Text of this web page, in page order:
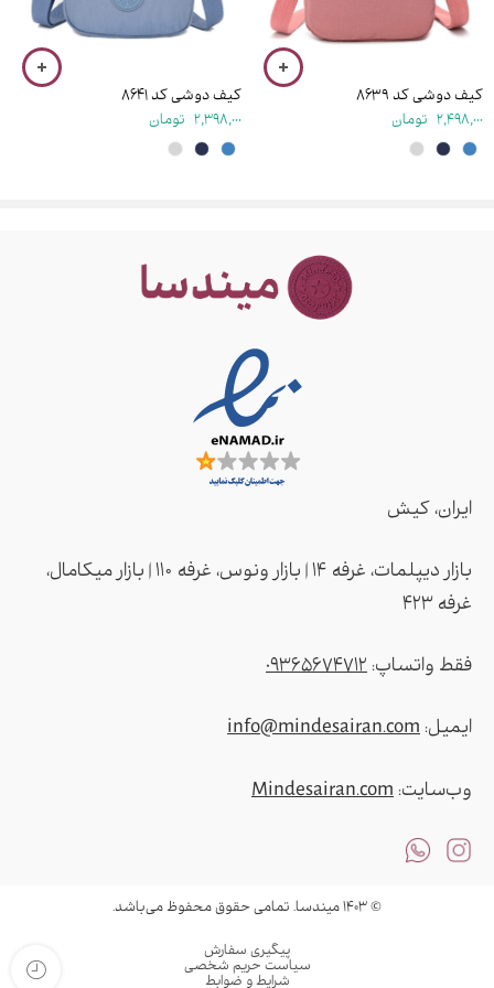
ذخیره نام، ایمیل و وبسایت من در مرورگر برای زمانی که دوباره دیدگاهی
کیف دوشی کد ۸۶۳۹
2,498,000 تومان
کیف دوشی کد ۸۶۴۱
2,398,000 تومان
ایران، کیش
بازار دیپلمات، غرفه ۱۴ | بازار ونوس، غرفه ۱۱۰ | بازار میکامال،
غرفه ۴2۳
فقط واتساپ: 09365674712
ایمیل: info@mindesairan.com
وب‌سایت: Mindesairan.com
© ۱۴۰۳ میندسا. تمامی حقوق محفوظ می‌باشد.
پیگیری سفارش
سیاست حریم شخصی
شرایط و ضوابط